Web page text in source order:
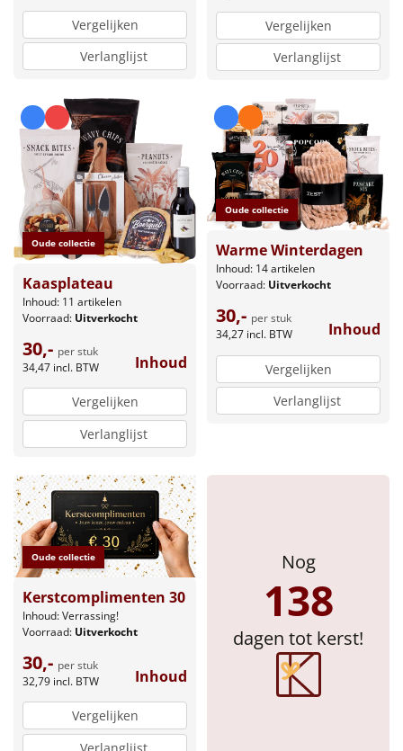
Vergelijken
Verlanglijst
Vergelijken
Verlanglijst
Oude collectie
Kaasplateau
Inhoud: 11 artikelen
Voorraad: Uitverkocht
30,- per stuk
34,47 incl. BTW Inhoud
Vergelijken
Verlanglijst
Oude collectie
Warme Winterdagen
Inhoud: 14 artikelen
Voorraad: Uitverkocht
30,- per stuk
34,27 incl. BTW Inhoud
Vergelijken
Verlanglijst
Oude collectie
Kerstcomplimenten 30
Inhoud: Verrassing!
Voorraad: Uitverkocht
30,- per stuk
32,79 incl. BTW Inhoud
Vergelijken
Nog
138
dagen tot kerst!